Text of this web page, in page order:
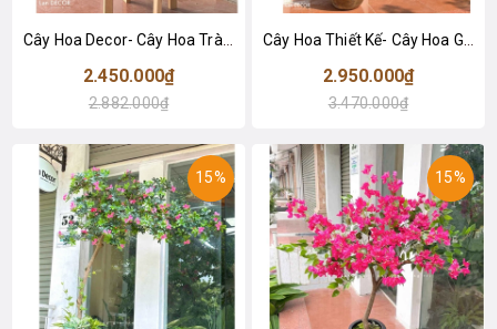
2.450.000₫
2.882.000₫
2.950.000₫
3.470.000₫
15% 15%